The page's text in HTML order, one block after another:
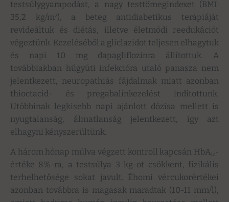
testsúlygyarapodást, a nagy testtömegindexet (BMI:
35,2 kg/m2), a beteg antidiabetikus terápiáját
revideáltuk és diétás, illetve életmódi reedukációt
végeztünk. Kezeléséből a gliclazidot teljesen elhagytuk
és napi 10 mg dapagliflozinra állítottuk. A
továbbiakban húgyúti infekcióra utaló panasza nem
jelentkezett, neuropathiás fájdalmak miatt azonban
thioctacid- és pregabalinkezelést indítottunk.
Utóbbinak legkisebb napi ajánlott dózisa mellett is
nyugtalanság, álmatlanság jelentkezett, így azt
elhagyni kényszerültünk.
A három hónap múlva végzett kontroll kapcsán HbA1c -
értéke 8%-ra, a testsúlya 3 kg-ot csökkent, fizikális
terhelhetősége sokat javult. Éhomi vércukorértékei
azonban továbbra is magasak maradtak (10-11 mm/l),